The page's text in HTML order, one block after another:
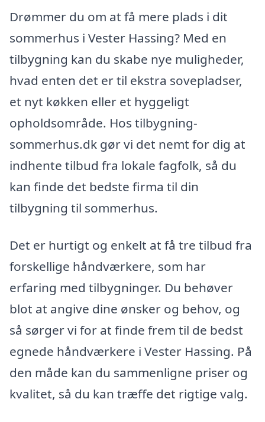
Drømmer du om at få mere plads i dit
sommerhus i Vester Hassing? Med en
tilbygning kan du skabe nye muligheder,
hvad enten det er til ekstra sovepladser,
et nyt køkken eller et hyggeligt
opholdsområde. Hos tilbygning-
sommerhus.dk gør vi det nemt for dig at
indhente tilbud fra lokale fagfolk, så du
kan finde det bedste firma til din
tilbygning til sommerhus.
Det er hurtigt og enkelt at få tre tilbud fra
forskellige håndværkere, som har
erfaring med tilbygninger. Du behøver
blot at angive dine ønsker og behov, og
så sørger vi for at finde frem til de bedst
egnede håndværkere i Vester Hassing. På
den måde kan du sammenligne priser og
kvalitet, så du kan træffe det rigtige valg.